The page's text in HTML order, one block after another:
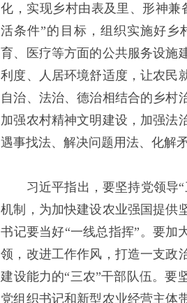
化，实现乡村由表及里、形神
活条件”的目标，组织实施好乡
育、医疗等方面的公共服务设施
利度、人居环境舒适度，让农民
自治、法治、德治相结合的乡村
加强农村精神文明建设，加强法
遇事找法、解决问题用法、化解
习近平指出，要坚持党领导“
机制，为加快建设农业强国提供
书记要当好“一线总指挥”。要加
领，改进工作作风，打造一支政
建设能力的“三农”干部队伍。要
党组织书记和新型农业经营主体